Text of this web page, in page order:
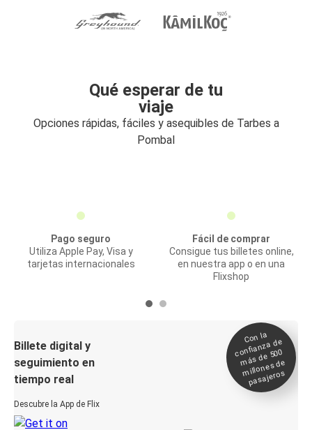
Qué esperar de tu
viaje
Opciones rápidas, fáciles y asequibles de Tarbes a
Pombal
Pago seguro
Utiliza Apple Pay, Visa y
tarjetas internacionales
Fácil de comprar
Consigue tus billetes online,
en nuestra app o en una
Flixshop
Billete digital y
seguimiento en
tiempo real
Descubre la App de Flix
Con la
confianza de
más de 500
millones de
pasajeros